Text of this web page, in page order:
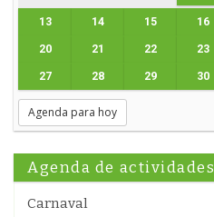
13 14 15 16
20 21 22 23
27 28 29 30
Agenda para hoy
Agenda de actividades
Carnaval